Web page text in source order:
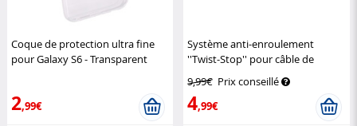
Coque de protection ultra fine
pour Galaxy S6 - Transparent
2,99€
Système anti-enroulement
''Twist-Stop'' pour câble de
9,99€ Prix conseillé
4,99€